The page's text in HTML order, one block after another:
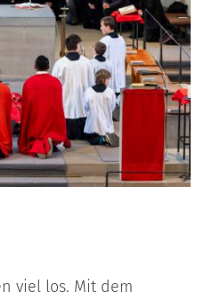
viel los. Mit dem